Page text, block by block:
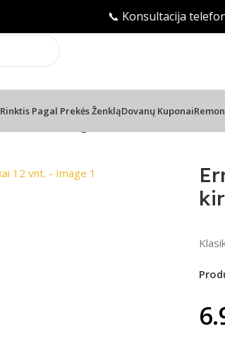
📞 Konsultacija telefonu
Rinktis Pagal Prekės ŽenkląDovanų Kuponai